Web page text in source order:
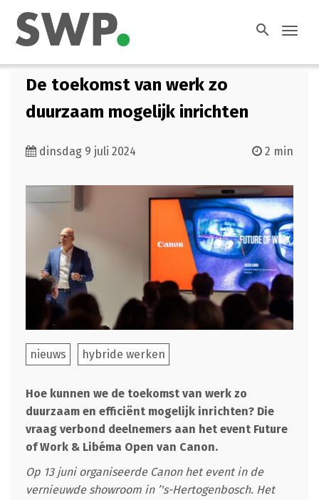
search
De toekomst van werk zo
duurzaam mogelijk inrichten
dinsdag 9 juli 2024 2 min
nieuws hybride werken
Hoe kunnen we de toekomst van werk zo
duurzaam en efficiënt mogelijk inrichten? Die
vraag verbond deelnemers aan het event Future
of Work & Libéma Open van Canon.
Op 13 juni organiseerde Canon het event in de
vernieuwde showroom in ’'s-Hertogenbosch. Het